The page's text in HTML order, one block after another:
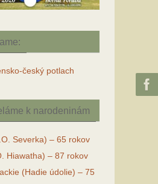
český potlach
k narodeninám
Severka) – 65 rokov
Hiawatha) – 87 rokov
(Hadie údolie) – 75